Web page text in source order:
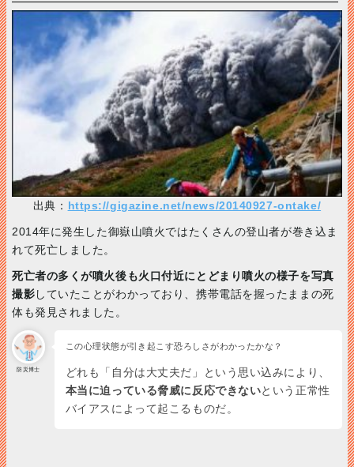
出典： https://gigazine.net/news/20140927-ontake/
2014年に発生した御嶽山噴火ではたくさんの登山者が巻き込ま
れて死亡しました。
死亡者の多くが噴火後も火口付近にとどまり噴火の様子を写真
撮影していたことがわかっており、携帯電話を握ったままの死
体も発見されました。
防災博士
この心理状態が引き起こす恐ろしさがわかったかな？
どれも「自分は大丈夫だ」という思い込みにより、
本当に迫っている脅威に反応できないという正常性
バイアスによって起こるものだ。